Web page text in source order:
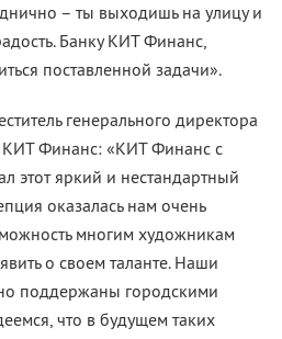
– ты выходишь на улицу и
Банку КИТ Финанс,
поставленной задачи».
генерального директора
КИТ Финанс: «КИТ Финанс с
этот яркий и нестандартный
оказалась нам очень
многим художникам
о своем таланте. Наши
поддержаны городскими
что в будущем таких